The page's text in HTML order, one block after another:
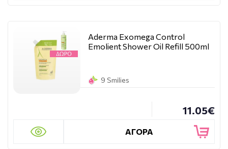
Aderma Exomega Control
Emolient Shower Oil Refill 500ml
9 Smilies
11.05€
ΑΓΟΡΑ